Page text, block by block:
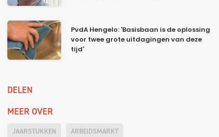
PvdA Hengelo: 'Basisbaan is de oplossing
voor twee grote uitdagingen van deze
tijd'
DELEN
MEER OVER
JAARSTUKKEN ARBEIDSMARKT